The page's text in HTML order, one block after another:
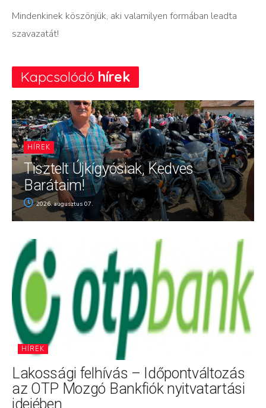
Mindenkinek köszönjük, aki valamilyen formában leadta
szavazatát!
Kapcsolódó hírek
HÍREK
Tisztelt Újkígyósiak, Kedves
Barátaim!
2026. augusztus 07.
HÍREK
Lakossági felhívás – Időpontváltozás
az OTP Mozgó Bankfiók nyitvatartási
idejében